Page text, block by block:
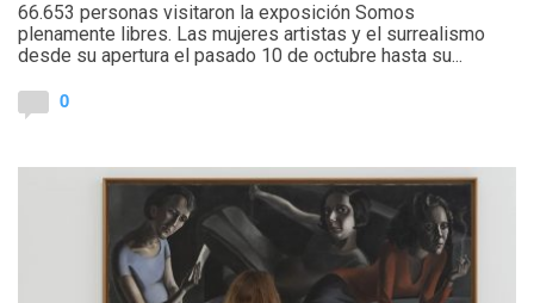
66.653 personas visitaron la exposición Somos
plenamente libres. Las mujeres artistas y el surrealismo
desde su apertura el pasado 10 de octubre hasta su...
0